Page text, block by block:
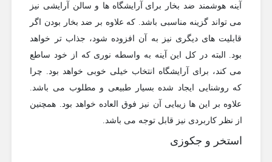
آینه هوشمند ضد بخار برای
آرایشگاه ها و سالن آرایشی نیز
می تواند گزینه مناسبی باشد. که علاوه بر ضد بخار بودن اگر
قابلیت های دیگری نیز به آن افزوده شود، جذاب تر خواهد
بود. البته در کل این آینه به واسطه نوری که از خود ساطع
می کند، برای آرایشگاه انتخاب خیلی خوبی خواهد بود. چرا
که روشنایی ایجاد شده بسیار طبیعی و مطلوب می باشد.
علاوه بر این ها زیبایی آن نیز فوق العاده خواهد بود. همچنین
از نظر کاربردی نیز قابل توجه می باشد.
استخر و جکوزی